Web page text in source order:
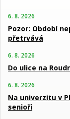
6. 8. 2026
Pozor: Období
přetrvává
6. 8. 2026
Do ulice na
6. 8. 2026
Na univerzitu v
senioři